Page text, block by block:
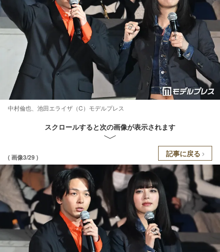
中村倫也、池田エライザ（C）モデルプレス
スクロールすると次の画像が表示されます
( 画像3/29 ) 記事に戻る